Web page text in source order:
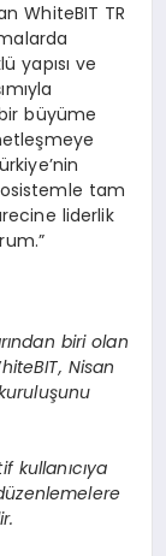
WhiteBIT TR
yapısı ve
büyüme
tam
liderlik
biri olan
Nisan
kullanıcıya